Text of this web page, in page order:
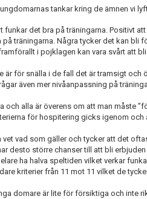
tankar kring de ämnen vi
funkar det bra på träningarna. Positivt
på träningarna. Några tycker det kan bli
i pojklagen kan vara svårt att
är för snälla i de fall det är tramsigt och
även mer nivåanpassning på
och alla är överens om att man måste
för hospitering gicks igenom
vad som gäller och tycker att det
desto större chanser till att bli
ha halva speltiden vilket verkar
kriterier från 11 mot 11 vilket de
domare är lite för försiktiga och inte